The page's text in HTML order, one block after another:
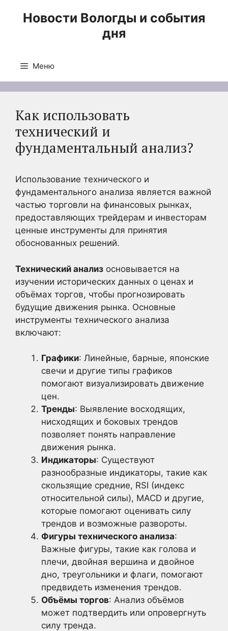
Новости Вологды и события
дня
Меню
Как использовать
технический и
фундаментальный анализ?
Использование технического и
фундаментального анализа является важной
частью торговли на финансовых рынках,
предоставляющих трейдерам и инвесторам
ценные инструменты для принятия
обоснованных решений.
Технический анализ основывается на
изучении исторических данных о ценах и
объёмах торгов, чтобы прогнозировать
будущие движения рынка. Основные
инструменты технического анализа
включают:
Графики: Линейные, барные, японские
свечи и другие типы графиков
помогают визуализировать движение
цен.
Тренды: Выявление восходящих,
нисходящих и боковых трендов
позволяет понять направление
движения рынка.
Индикаторы: Существуют
разнообразные индикаторы, такие как
скользящие средние, RSI (индекс
относительной силы), MACD и другие,
которые помогают оценивать силу
трендов и возможные развороты.
Фигуры технического анализа:
Важные фигуры, такие как голова и
плечи, двойная вершина и двойное
дно, треугольники и флаги, помогают
предвидеть изменения трендов.
Объёмы торгов: Анализ объёмов
может подтвердить или опровергнуть
силу тренда.